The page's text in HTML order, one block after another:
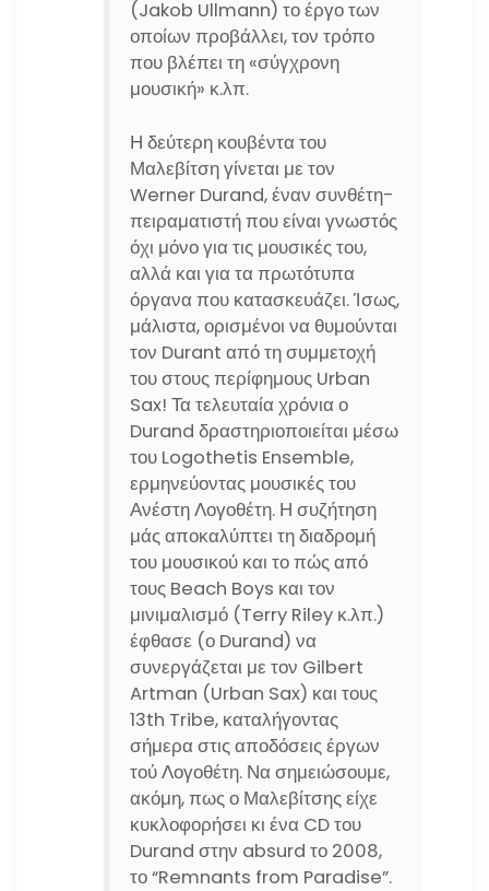
(Jakob Ullmann) το έργο των
οποίων προβάλλει, τον τρόπο
που βλέπει τη «σύγχρονη
μουσική» κ.λπ.
Η δεύτερη κουβέντα του
Μαλεβίτση γίνεται με τον
Werner Durand, έναν συνθέτη-
πειραματιστή που είναι γνωστός
όχι μόνο για τις μουσικές του,
αλλά και για τα πρωτότυπα
όργανα που κατασκευάζει. Ίσως,
μάλιστα, ορισμένοι να θυμούνται
τον Durant από τη συμμετοχή
του στους περίφημους Urban
Sax! Τα τελευταία χρόνια ο
Durand δραστηριοποιείται μέσω
του Logothetis Ensemble,
ερμηνεύοντας μουσικές του
Ανέστη Λογοθέτη. Η συζήτηση
μάς αποκαλύπτει τη διαδρομή
του μουσικού και το πώς από
τους Beach Boys και τον
μινιμαλισμό (Terry Riley κ.λπ.)
έφθασε (ο Durand) να
συνεργάζεται με τον Gilbert
Artman (Urban Sax) και τους
13th Tribe, καταλήγοντας
σήμερα στις αποδόσεις έργων
τού Λογοθέτη. Να σημειώσουμε,
ακόμη, πως ο Μαλεβίτσης είχε
κυκλοφορήσει κι ένα CD του
Durand στην absurd το 2008,
το “Remnants from Paradise”.